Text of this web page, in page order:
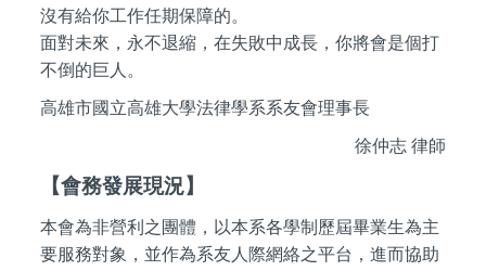
沒有給你工作任期保障的。
面對未來，永不退縮，在失敗中成長，你將會是個打
不倒的巨人。
高雄市國立高雄大學法律學系系友會理事長
徐仲志 律師
【會務發展現況】
本會為非營利之團體，以本系各學制歷屆畢業生為主
要服務對象，並作為系友人際網絡之平台，進而協助